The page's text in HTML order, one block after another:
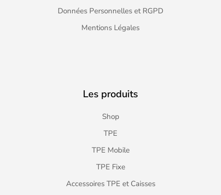
Données Personnelles et RGPD
Mentions Légales
Les produits
Shop
TPE
TPE Mobile
TPE Fixe
Accessoires TPE et Caisses